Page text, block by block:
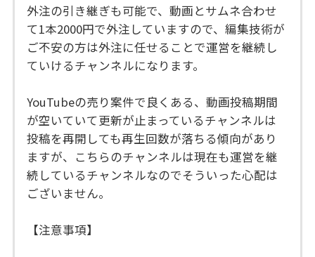
外注の引き継ぎも可能で、動画とサムネ合わせ
て1本2000円で外注していますので、編集技術が
ご不安の方は外注に任せることで運営を継続し
ていけるチャンネルになります。
YouTubeの売り案件で良くある、動画投稿期間
が空いていて更新が止まっているチャンネルは
投稿を再開しても再生回数が落ちる傾向があり
ますが、こちらのチャンネルは現在も運営を継
続しているチャンネルなのでそういった心配は
ございません。
【注意事項】